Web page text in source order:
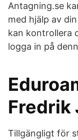
Antagning.se
med hjälp av
kan kontrollera
logga in på
Fredrik
Tillgängligt för